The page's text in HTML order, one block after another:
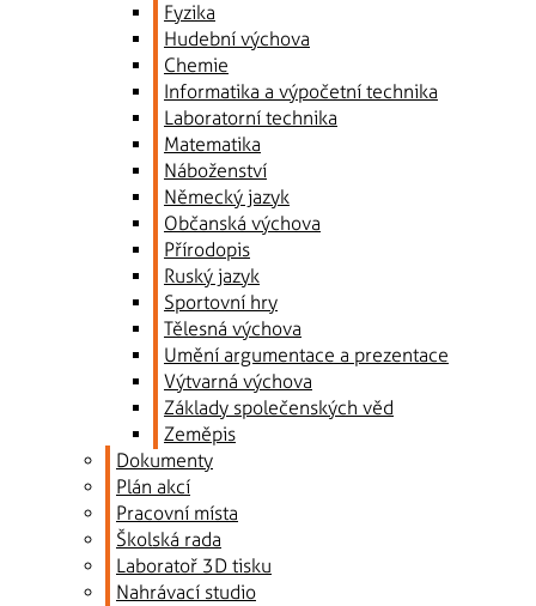
Fyzika
Hudební výchova
Chemie
Informatika a výpočetní technika
Laboratorní technika
Matematika
Náboženství
Německý jazyk
Občanská výchova
Přírodopis
Ruský jazyk
Sportovní hry
Tělesná výchova
Umění argumentace a prezentace
Výtvarná výchova
Základy společenských věd
Zeměpis
Dokumenty
Plán akcí
Pracovní místa
Školská rada
Laboratoř 3D tisku
Nahrávací studio